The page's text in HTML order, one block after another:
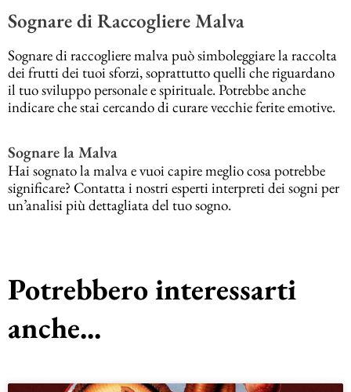
Sognare di Raccogliere Malva
Sognare di raccogliere malva può simboleggiare la raccolta
dei frutti dei tuoi sforzi, soprattutto quelli che riguardano
il tuo sviluppo personale e spirituale. Potrebbe anche
indicare che stai cercando di curare vecchie ferite emotive.
Sognare la Malva
Hai sognato la malva e vuoi capire meglio cosa potrebbe
significare? Contatta i nostri esperti interpreti dei sogni per
un’analisi più dettagliata del tuo sogno.
Potrebbero interessarti
anche...